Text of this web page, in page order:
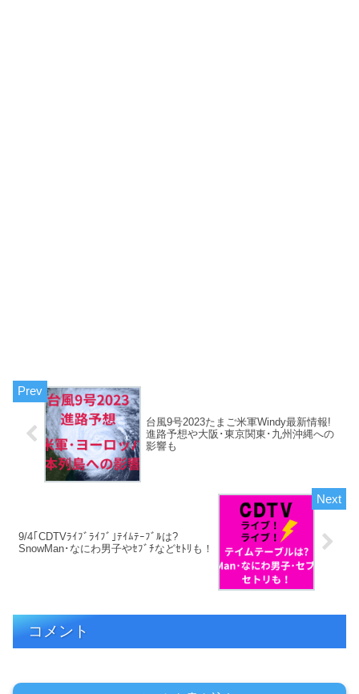
台風9号2023たまご米軍Windy最新情報!
進路予想や大阪･東京関東･九州沖縄への
影響も
9/4｢CDTVﾗｲﾌﾞﾗｲﾌﾞ｣ﾃｲﾑﾃｰﾌﾞﾙは?
SnowMan･なにわ男子やｾﾌﾞﾁなどｾﾄﾘも！
コメント